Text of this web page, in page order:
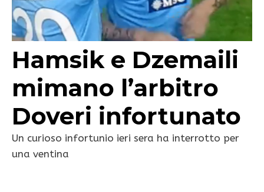
Hamsik e Dzemaili
mimano l’arbitro
Doveri infortunato
Un curioso infortunio ieri sera ha interrotto per
una ventina